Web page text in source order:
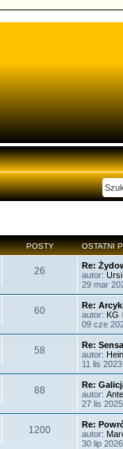
POSTY OSTATNI
26
Re:
autor: Ursi
29 mar
60
Re:
autor: KG
09 cze
58
Re:
autor:
11 lis
88
Re:
autor:
27 lis
1200
Re:
autor:
30 lip